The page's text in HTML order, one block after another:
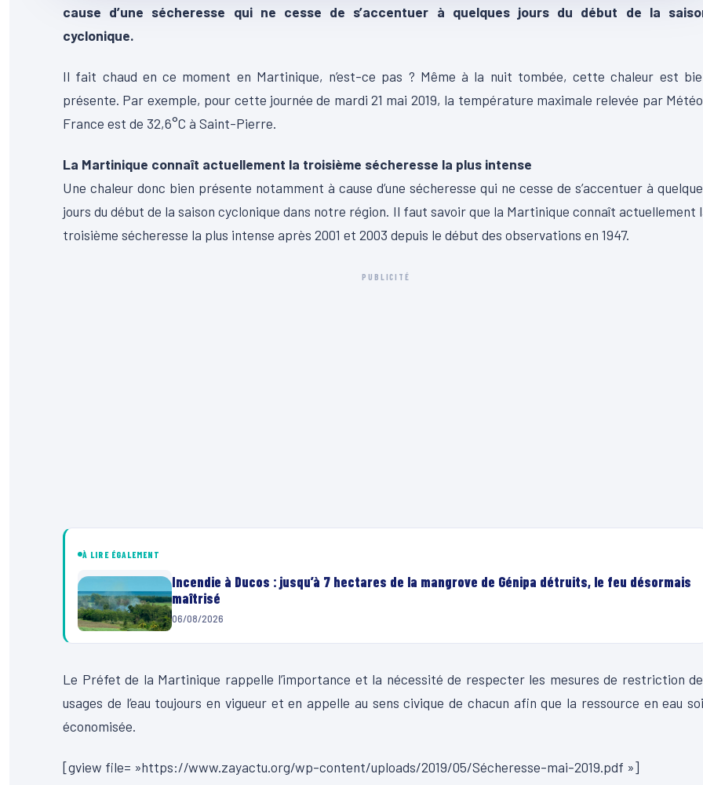
cause d’une sécheresse qui ne cesse de s’accentuer à quelques jours du début de la
cyclonique.
Il fait chaud en ce moment en Martinique, n’est-ce pas ? Même à la nuit tombée, cette chaleur est
présente. Par exemple, pour cette journée de mardi 21 mai 2019, la température maximale relevée par
France est de 32,6°C à Saint-Pierre.
La Martinique connaît actuellement la troisième sécheresse la plus intense
Une chaleur donc bien présente notamment à cause d’une sécheresse qui ne cesse de s’accentuer à
jours du début de la saison cyclonique dans notre région. Il faut savoir que la Martinique connaît actuellement
troisième sécheresse la plus intense après 2001 et 2003 depuis le début des observations en 1947.
PUBLICITÉ
À LIRE ÉGALEMENT
Incendie à Ducos : jusqu’à 7 hectares de la mangrove de Génipa détruits, le feu désormais
maîtrisé
06/08/2026
Le Préfet de la Martinique rappelle l’importance et la nécessité de respecter les mesures de restriction
usages de l’eau toujours en vigueur et en appelle au sens civique de chacun afin que la ressource en eau
économisée.
[gview file= »https://www.zayactu.org/wp-content/uploads/2019/05/Sécheresse-mai-2019.pdf »]